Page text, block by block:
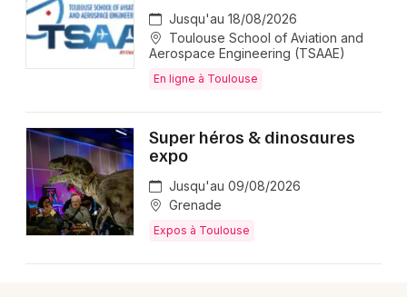
Jusqu'au 18/08/2026
Toulouse School of Aviation and
Aerospace Engineering (TSAAE)
En ligne à Toulouse
Super héros & dinosaures
expo
Jusqu'au 09/08/2026
Grenade
Expos à Toulouse